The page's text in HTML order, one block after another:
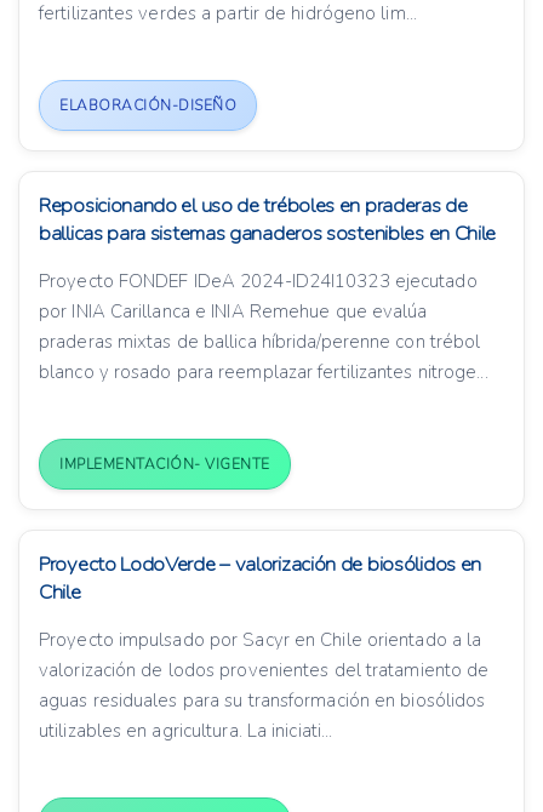
fertilizantes verdes a partir de hidrógeno lim...
ELABORACIÓN-DISEÑO
Reposicionando el uso de tréboles en praderas de
ballicas para sistemas ganaderos sostenibles en Chile
Proyecto FONDEF IDeA 2024-ID24I10323 ejecutado
por INIA Carillanca e INIA Remehue que evalúa
praderas mixtas de ballica híbrida/perenne con trébol
blanco y rosado para reemplazar fertilizantes nitroge...
IMPLEMENTACIÓN- VIGENTE
Proyecto LodoVerde – valorización de biosólidos en
Chile
Proyecto impulsado por Sacyr en Chile orientado a la
valorización de lodos provenientes del tratamiento de
aguas residuales para su transformación en biosólidos
utilizables en agricultura. La iniciati...